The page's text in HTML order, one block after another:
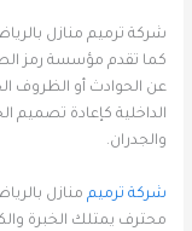
شركة ترميم منازل
كما تقدم مؤسسة رمز
عن الحوادث أو الظروف
الداخلية كإعادة تصميم
والجدران.
شركة ترميم منازل
محترف يمتلك الخبرة